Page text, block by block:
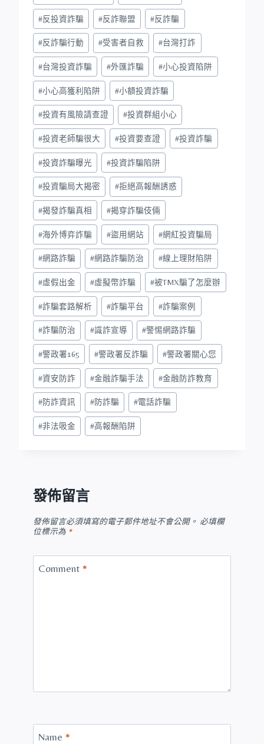
#反投資詐騙 #反詐聯盟 #反詐騙
#反詐騙行動 #受害者自救 #台灣打詐
#台灣投資詐騙 #外匯詐騙 #小心投資陷阱
#小心高獲利陷阱 #小額投資詐騙
#投資有風險請查證 #投資群組小心
#投資老師騙很大 #投資要查證 #投資詐騙
#投資詐騙曝光 #投資詐騙陷阱
#投資騙局大揭密 #拒絕高報酬誘惑
#揭發詐騙真相 #揭穿詐騙伎倆
#海外博弈詐騙 #盜用網站 #網紅投資騙局
#網路詐騙 #網路詐騙防治 #線上理財陷阱
#虛假出金 #虛擬幣詐騙 #被TMX騙了怎麼辦
#詐騙套路解析 #詐騙平台 #詐騙案例
#詐騙防治 #識詐宣導 #警惕網路詐騙
#警政署165 #警政署反詐騙 #警政署關心您
#資安防詐 #金融詐騙手法 #金融防詐教育
#防詐資訊 #防詐騙 #電話詐騙
#非法吸金 #高報酬陷阱
發佈留言
發佈留言必須填寫的電子郵件地址不會公開。 必填欄
位標示為 *
Comment *
Name *